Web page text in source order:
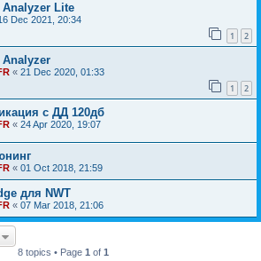
Analyzer Lite
Dec 2021, 20:34
1 2
Analyzer
« 21 Dec 2020, 01:33
1 2
с ДД 120дб
« 24 Apr 2020, 19:07
« 01 Oct 2018, 21:59
для NWT
« 07 Mar 2018, 21:06
8 topics • Page 1 of 1